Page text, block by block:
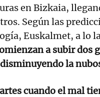
en Bizkaia,
Según las
Euskalmet, a lo
a subir dos
la
cuando el mal